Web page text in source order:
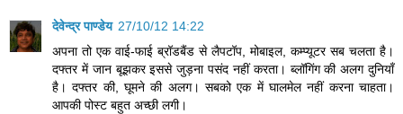
देवेन्द्र पाण्डेय 27/10/12 14:22
अपना तो एक वाई-फाई ब्रॉडबैंड से लैपटॉप, मोबाइल, कम्प्यूटर सब चलता है।
दफ्तर में जान बूझकर इससे जुड़ना पसंद नहीं करता। ब्लॉगिंग की अलग दुनियाँ
है। दफ्तर की, घूमने की अलग। सबको एक में घालमेल नहीं करना चाहता।
आपकी पोस्ट बहुत अच्छी लगी।